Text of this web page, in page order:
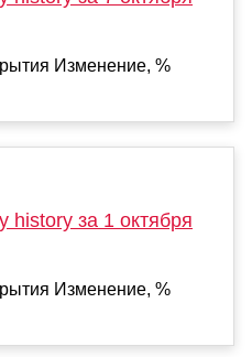
Изменение, %
за 1 октября
Изменение, %